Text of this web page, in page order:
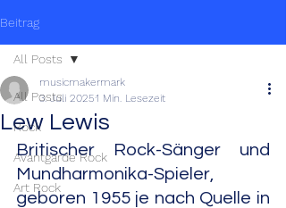
Beitrag
All Posts
Rock
Avantgarde Rock
Art Rock
All Posts
Lew Lewis
musicmakermark
3. Juli 20251 Min. Lesezeit
Britischer Rock-Sänger und
Mundharmonika-Spieler,
geboren 1955 je nach Quelle in